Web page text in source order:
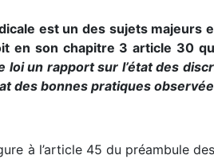
est un des sujets majeurs
en son chapitre 3 article 30
loi un rapport sur l’état des
des bonnes pratiques
à l’article 45 du préambule